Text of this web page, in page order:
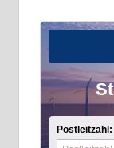
Postleitzahl: